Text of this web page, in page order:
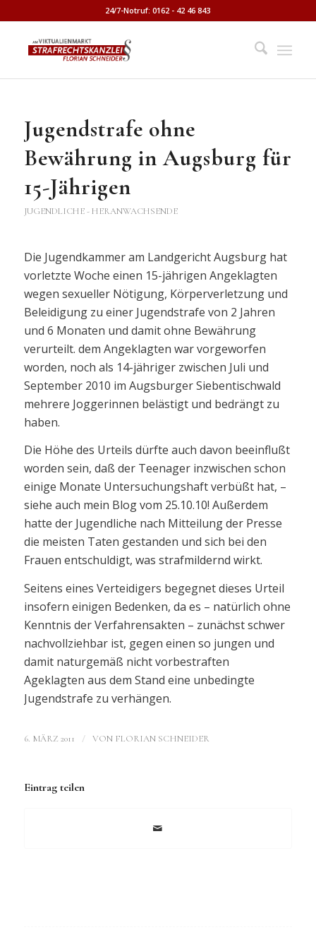
24/7-Notruf: 0162 - 42 46 843
Jugendstrafe ohne
Bewährung in Augsburg für
15-Jährigen
JUGENDLICHE - HERANWACHSENDE
Die Jugendkammer am Landgericht Augsburg hat
vorletzte Woche einen 15-jährigen Angeklagten
wegen sexueller Nötigung, Körperverletzung und
Beleidigung zu einer Jugendstrafe von 2 Jahren
und 6 Monaten und damit ohne Bewährung
verurteilt. dem Angeklagten war vorgeworfen
worden, noch als 14-jähriger zwischen Juli und
September 2010 im Augsburger Siebentischwald
mehrere Joggerinnen belästigt und bedrängt zu
haben.
Die Höhe des Urteils dürfte auch davon beeinflußt
worden sein, daß der Teenager inzwischen schon
einige Monate Untersuchungshaft verbüßt hat, –
siehe auch mein Blog vom 25.10.10! Außerdem
hatte der Jugendliche nach Mitteilung der Presse
die meisten Taten gestanden und sich bei den
Frauen entschuldigt, was strafmildernd wirkt.
Seitens eines Verteidigers begegnet dieses Urteil
insofern einigen Bedenken, da es – natürlich ohne
Kenntnis der Verfahrensakten – zunächst schwer
nachvollziehbar ist, gegen einen so jungen und
damit naturgemäß nicht vorbestraften
Ageklagten aus dem Stand eine unbedingte
Jugendstrafe zu verhängen.
6. MÄRZ 2011 / VON FLORIAN SCHNEIDER
Eintrag teilen